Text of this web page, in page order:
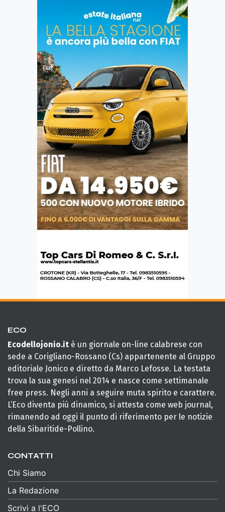
ECO
Ecodellojonio.it è un giornale on-line calabrese con
sede a Corigliano-Rossano (Cs) appartenente al Gruppo
editoriale Jonico e diretto da Marco Lefosse. La testata
trova la sua genesi nel 2014 e nasce come settimanale
free press. Negli anni a seguire muta spirito e carattere.
L’Eco diventa più dinamico, si attesta come web journal,
rimanendo ad oggi il punto di riferimento per le notizie
della Sibaritide-Pollino.
CONTATTI
Chi Siamo
La Redazione
Scrivi a l'ECO